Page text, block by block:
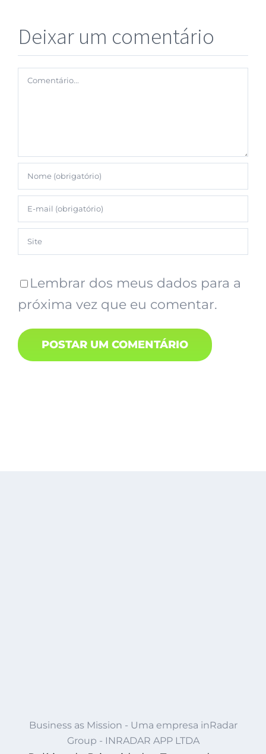
Deixar um comentário
Lembrar dos meus dados para a
próxima vez que eu comentar.
Business as Mission - Uma empresa inRadar
Group - INRADAR APP LTDA